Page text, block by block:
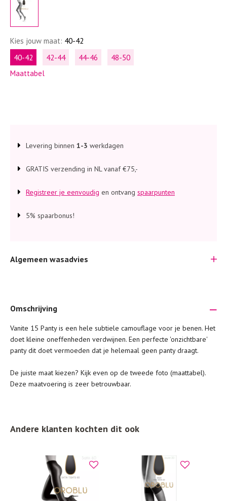
Kies jouw maat: 40-42
40-42
42-44 44-46
48-50
Maattabel
Levering binnen 1-3 werkdagen
GRATIS verzending in NL vanaf €75,-
Registreer je eenvoudig en ontvang spaarpunten
5% spaarbonus!
Algemeen wasadvies
Je wilt natuurlijk lang plezier hebben van je nieuwe kleding.
Daarom geven wij een aantal algemene was-tips:
Was kleding binnenste buiten. Dat beschermt de
Was zo koud mogelijk. Op 20 of 30 graden wassen is vaak
Doe de wasmachine niet te vol. Dat voorkomt
kreuken/wrijving.
Gebruik een waszakje voor poreuze materialen en/of
Omschrijving
Vanite 15 Panty is een hele subtiele camouflage voor je benen. Het
doet kleine oneffenheden verdwijnen. Een perfecte 'onzichtbare'
panty dit doet vermoeden dat je helemaal geen panty draagt.
De juiste maat kiezen? Kijk even op de tweede foto (maattabel).
Deze maatvoering is zeer betrouwbaar.
Andere klanten kochten dit ook